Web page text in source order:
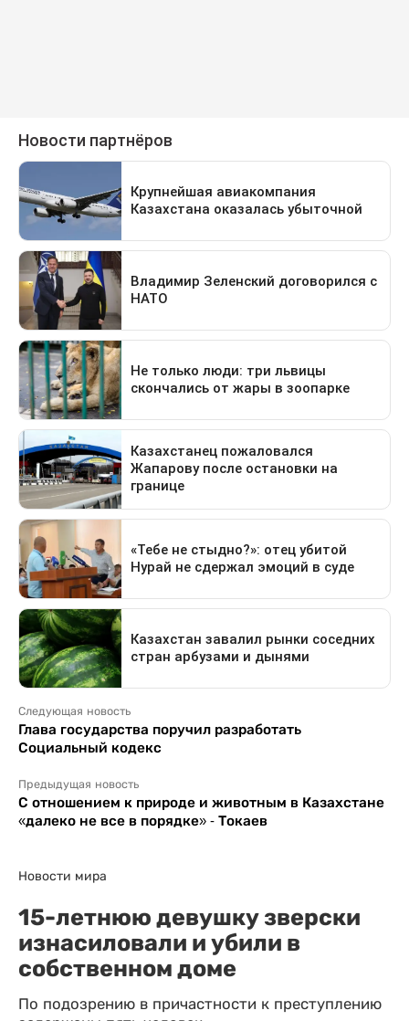
Следующая новость
Глава государства поручил разработать
Социальный кодекс
Предыдущая новость
С отношением к природе и животным в Казахстане
«далеко не все в порядке» - Токаев
Новости мира
15-летнюю девушку зверски
изнасиловали и убили в
собственном доме
По подозрению в причастности к преступлению